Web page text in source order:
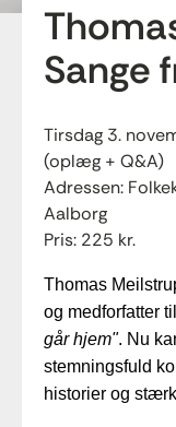
Sange
Tirsdag 3.
(oplæg + Q&A)
Adressen:
Aalborg
Pris: 225 kr.
Thomas
og medforfatter
går hjem". Nu
stemningsfuld
historier og